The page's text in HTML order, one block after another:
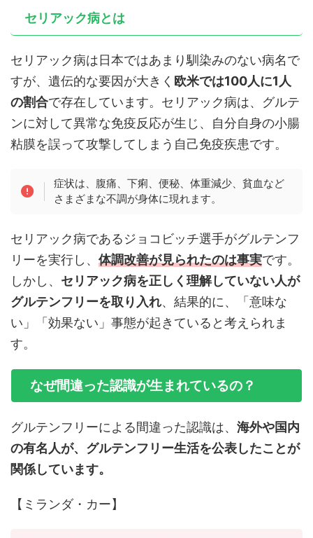
セリアック病とは
セリアック病は日本ではあまり馴染みのない病名で
すが、遺伝的な要因が大きく 欧米では100人に1人
の割合で存在しています。セリアック病は、グルテ
ンに対して異常な免疫反応が生じ、自分自身の小腸
粘膜を誤って攻撃してしまう自己免疫疾患です。
症状は、腹痛、下痢、便秘、体重減少、貧血など
さまざまな不調が身体に現れます。
セリアック病であるジョコビッチ選手がグルテンフ
リーを実行し、 体調改善が見られたのは事実です。
しかし、 セリアック病を正しく理解していない人が
グルテンフリーを取り入れ、結果的に、「意味な
い」「効果ない」事態が起きていると考えられま
す。
なぜ間違った認識が生まれているの？
グルテンフリーによる間違った認識は、 海外や国内
の有名人が、グルテンフリー生活を公表したことが
関係しています。
【ミランダ・カー】